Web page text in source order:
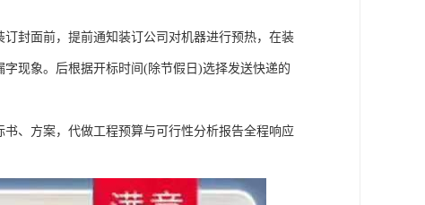
封面前，提前通知装订公司对机器进行预热，在装
现象。后根据开标时间(除节假日)选择发送快递的
、方案，代做工程预算与可行性分析报告全程响应